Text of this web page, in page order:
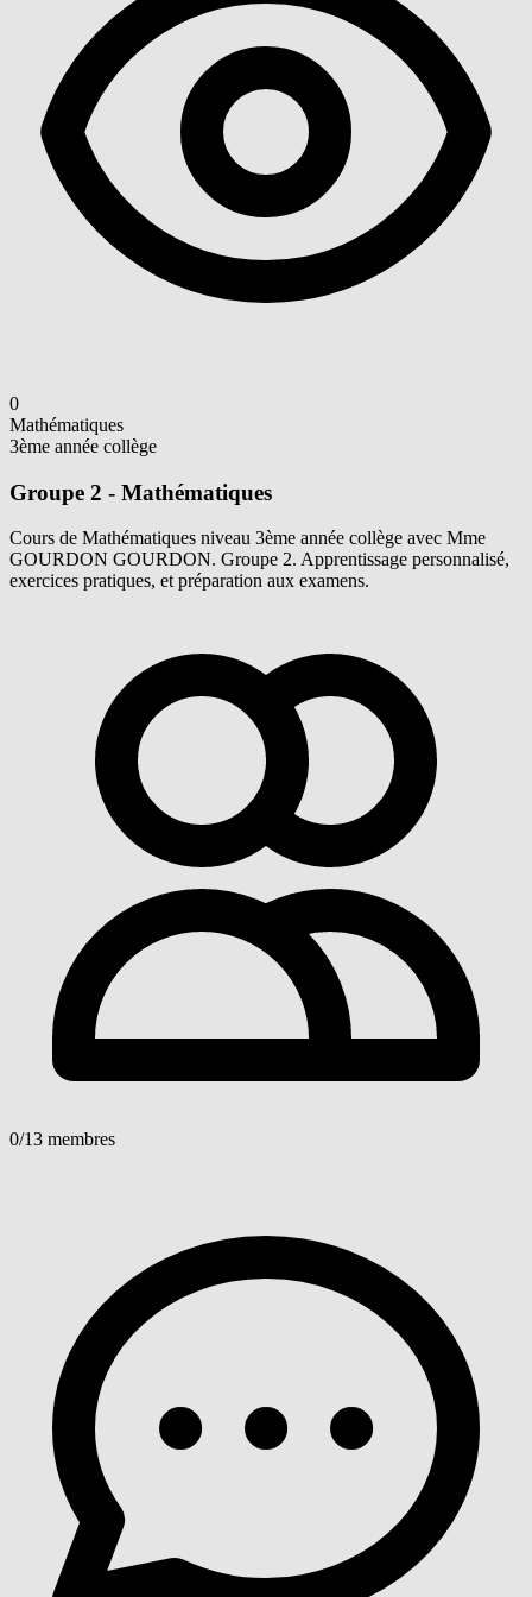
0
Mathématiques
3ème année collège
Groupe 2 - Mathématiques
Cours de Mathématiques niveau 3ème année collège avec Mme
GOURDON GOURDON. Groupe 2. Apprentissage personnalisé,
exercices pratiques, et préparation aux examens.
0/13 membres